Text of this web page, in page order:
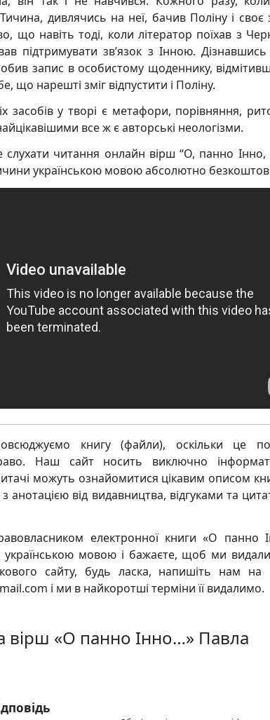
дивлячись на неї, бачив Поліну і своє
що навіть тоді, коли літератор поїхав з
підтримувати зв’язок з Інною. Дізнавшись
запис в особистому щоденнику,
що нарешті зміг відпустити і Поліну.
засобів у творі є метафори, порівняння,
все ж є авторські неологізми.
слухати читання онлайн вірш “О, панно
українською мовою абсолютно
книгу (файли), оскільки це
Наш сайт носить виключно
можуть ознайомитися цікавим описом
анотацією від видавництва, відгуками та
електронної книги «О панно
мовою і бажаєте, щоб ми
сайту, будь ласка, напишіть нам на
і ми в найкоротші терміни її видалимо.
вірш «О панно Інно…» Павла